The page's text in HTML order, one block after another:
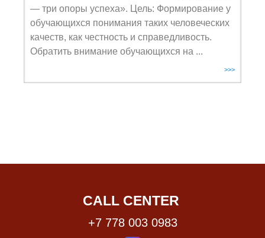
— три опоры успеха». Цель: Формирование у
обучающихся понимания таких человеческих
качеств, как честность и справедливость.
Обратить внимание обучающихся на ...
>>>
CALL CENTER
+7 778 003 0983